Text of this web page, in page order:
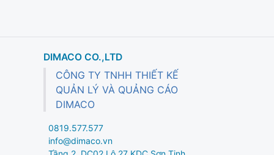
DIMACO CO.,LTD
CÔNG TY TNHH THIẾT KẾ
QUẢN LÝ VÀ QUẢNG CÁO
DIMACO
0819.577.577
info@dimaco.vn